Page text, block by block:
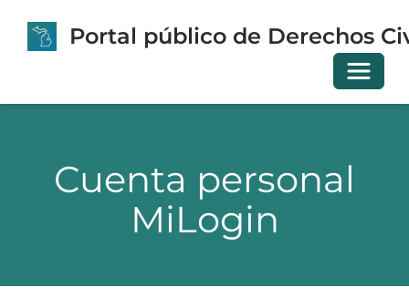
Portal público de Derechos
Cuenta personal
MiLogin